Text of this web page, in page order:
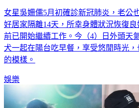
女星吳姍儒5月初確診新冠肺炎，老公
好居家隔離14天，所幸身體狀況恢復
前已開始繼續工作。今（4）日外頭天
犬一起在陽台吃早餐，享受悠閒時光
的模樣。
娛樂